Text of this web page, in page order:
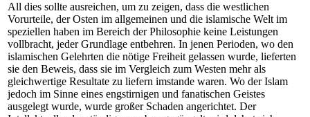
All dies sollte ausreichen, um zu zeigen, dass die westlichen
Vorurteile, der Osten im allgemeinen und die islamische Welt im
speziellen haben im Bereich der Philosophie keine Leistungen
vollbracht, jeder Grundlage entbehren. In jenen Perioden, wo den
islamischen Gelehrten die nötige Freiheit gelassen wurde, lieferten
sie den Beweis, dass sie im Vergleich zum Westen mehr als
gleichwertige Resultate zu liefern imstande waren. Wo der Islam
jedoch im Sinne eines engstirnigen und fanatischen Geistes
ausgelegt wurde, wurde großer Schaden angerichtet. Der